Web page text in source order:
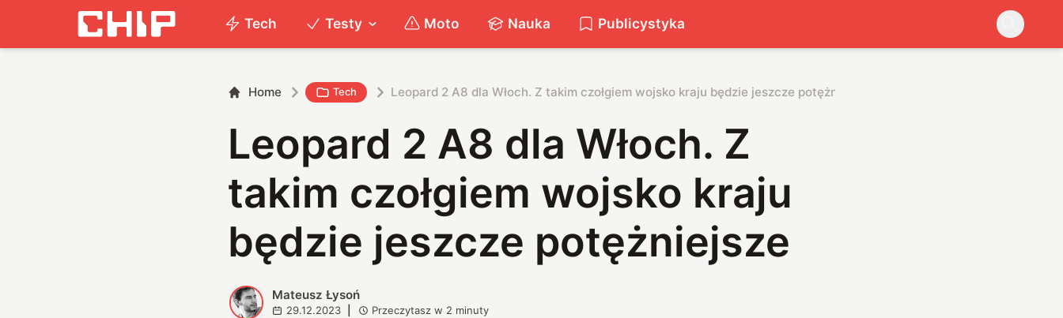
Tech Testy Moto Nauka Publicystyka
Home Tech Leopard 2 A8 dla Włoch. Z takim czołgiem wojsko kraju będzie jeszcze potężniejsze
Leopard 2 A8 dla Włoch. Z
takim czołgiem wojsko kraju
będzie jeszcze potężniejsze
M Mateusz Łysoń
29.12.2023 Przeczytasz w 2 minuty